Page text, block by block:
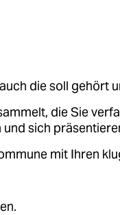
die soll gehört
die Sie
sich
mit Ihren